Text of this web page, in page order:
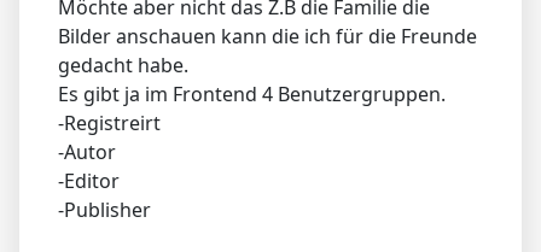
Möchte aber nicht das Z.B die Familie die
Bilder anschauen kann die ich für die Freunde
gedacht habe.
Es gibt ja im Frontend 4 Benutzergruppen.
-Registreirt
-Autor
-Editor
-Publisher